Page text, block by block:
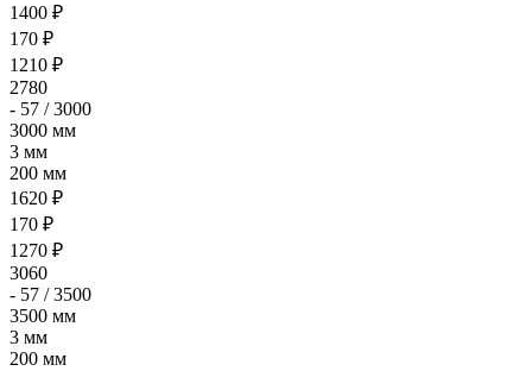
1400 ₽
170 ₽
1210 ₽
2780
- 57 / 3000
3000 мм
3 мм
200 мм
1620 ₽
170 ₽
1270 ₽
3060
- 57 / 3500
3500 мм
3 мм
200 мм